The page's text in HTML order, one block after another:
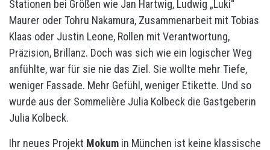
Stationen bei Größen wie Jan Hartwig, Ludwig „Luki“
Maurer oder Tohru Nakamura, Zusammenarbeit mit Tobias
Klaas oder Justin Leone, Rollen mit Verantwortung,
Präzision, Brillanz. Doch was sich wie ein logischer Weg
anfühlte, war für sie nie das Ziel. Sie wollte mehr Tiefe,
weniger Fassade. Mehr Gefühl, weniger Etikette. Und so
wurde aus der Sommelière Julia Kolbeck die Gastgeberin
Julia Kolbeck.
Ihr neues Projekt Mokum in München ist keine klassische